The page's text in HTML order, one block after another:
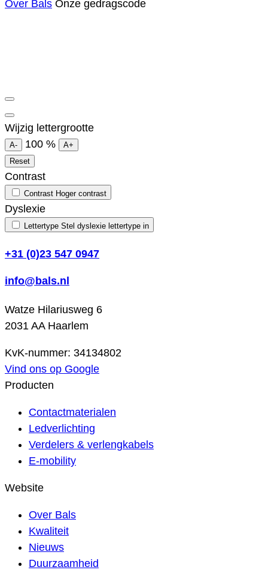
Over Bals Onze gedragscode
Wijzig lettergrootte
A- 100 %
A+
Reset
Contrast
Contrast Hoger contrast
Dyslexie
Lettertype Stel dyslexie lettertype in
+31 (0)23 547 0947
info@bals.nl
Watze Hilariusweg 6
2031 AA Haarlem
KvK-nummer: 34134802
Vind ons op Google
Producten
Contactmaterialen
Ledverlichting
Verdelers & verlengkabels
E-mobility
Website
Over Bals
Kwaliteit
Nieuws
Duurzaamheid